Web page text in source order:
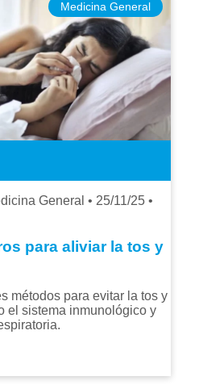
Medicina General
General • 25/11/25 •
para aliviar la tos y
métodos para evitar la tos y
el sistema inmunológico y